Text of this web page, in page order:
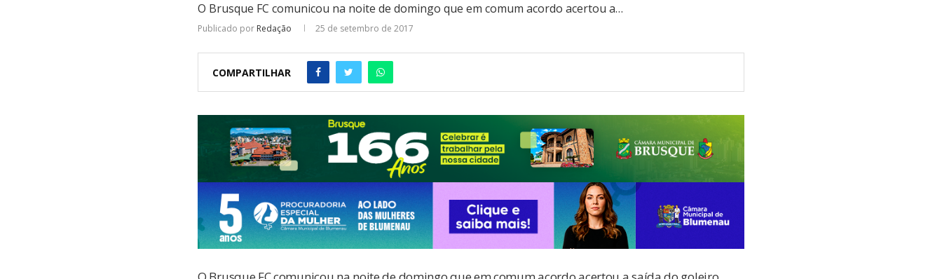
O Brusque FC comunicou na noite de domingo que em comum acordo acertou a…
Publicado por Redação 25 de setembro de 2017
COMPARTILHAR